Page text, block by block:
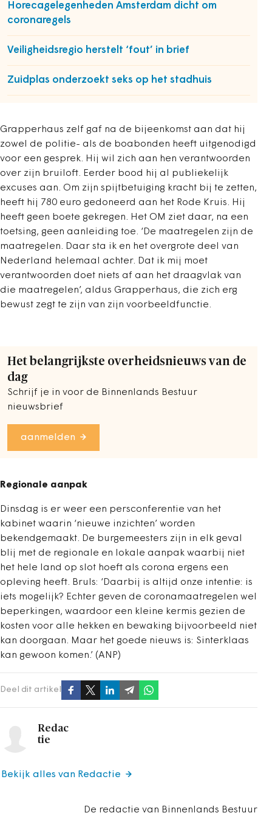
Horecagelegenheden Amsterdam dicht om
coronaregels
Veiligheidsregio herstelt ‘fout’ in brief
Zuidplas onderzoekt seks op het stadhuis
Grapperhaus zelf gaf na de bijeenkomst aan dat hij
zowel de politie- als de boabonden heeft uitgenodigd
voor een gesprek. Hij wil zich aan hen verantwoorden
over zijn bruiloft. Eerder bood hij al publiekelijk
excuses aan. Om zijn spijtbetuiging kracht bij te zetten,
heeft hij 780 euro gedoneerd aan het Rode Kruis. Hij
heeft geen boete gekregen. Het OM ziet daar, na een
toetsing, geen aanleiding toe. ‘De maatregelen zijn de
maatregelen. Daar sta ik en het overgrote deel van
Nederland helemaal achter. Dat ik mij moet
verantwoorden doet niets af aan het draagvlak van
die maatregelen’, aldus Grapperhaus, die zich erg
bewust zegt te zijn van zijn voorbeeldfunctie.
Het belangrijkste overheidsnieuws van de
dag
Schrijf je in voor de Binnenlands Bestuur
nieuwsbrief
aanmelden
Regionale aanpak
Dinsdag is er weer een persconferentie van het
kabinet waarin ‘nieuwe inzichten’ worden
bekendgemaakt. De burgemeesters zijn in elk geval
blij met de regionale en lokale aanpak waarbij niet
het hele land op slot hoeft als corona ergens een
opleving heeft. Bruls: ‘Daarbij is altijd onze intentie: is
iets mogelijk? Echter geven de coronamaatregelen wel
beperkingen, waardoor een kleine kermis gezien de
kosten voor alle hekken en bewaking bijvoorbeeld niet
kan doorgaan. Maar het goede nieuws is: Sinterklaas
kan gewoon komen.’ (ANP)
Deel dit artikel
Redac
tie
De redactie van Binnenlands Bestuur
Bekijk alles van Redactie